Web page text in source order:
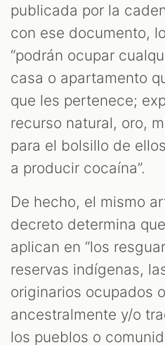
publicada por la
con ese documento,
“podrán ocupar
casa o apartamento
que les pertenece;
recurso natural, oro,
para el bolsillo de
a producir cocaína”.
De hecho, el mismo
decreto determina
aplican en “los
reservas indígenas,
originarios ocupados
ancestralmente y/o
los pueblos o